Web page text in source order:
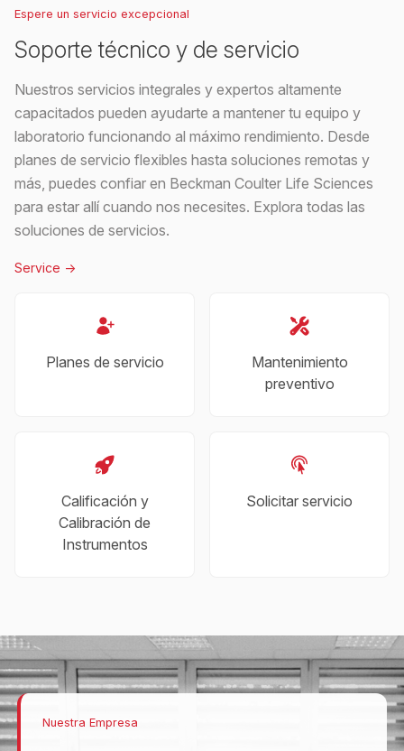
Espere un servicio excepcional
Soporte técnico y de servicio
Nuestros servicios integrales y expertos altamente
capacitados pueden ayudarte a mantener tu equipo y
laboratorio funcionando al máximo rendimiento. Desde
planes de servicio flexibles hasta soluciones remotas y
más, puedes confiar en Beckman Coulter Life Sciences
para estar allí cuando nos necesites. Explora todas las
soluciones de servicios.
Service ->
Planes de servicio
Mantenimiento
preventivo
Calificación y
Calibración de
Instrumentos
Solicitar servicio
Nuestra Empresa